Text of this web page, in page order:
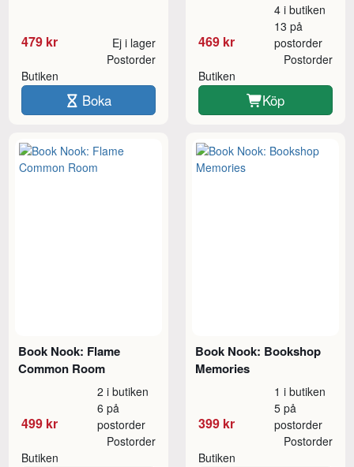
479 kr Ej i lager
Butiken
Postorder
Boka
469 kr
4 i butiken
13 på
postorder
Butiken
Postorder
Köp
Book Nook: Flame
Common Room
499 kr
2 i butiken
6 på
postorder
Butiken
Postorder
Book Nook: Bookshop
Memories
399 kr
1 i butiken
5 på
postorder
Butiken
Postorder